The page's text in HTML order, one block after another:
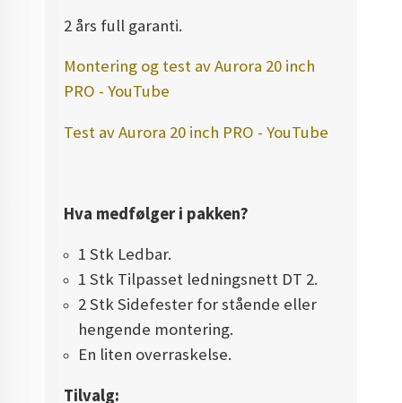
2 års full garanti.
Montering og test av Aurora 20 inch
PRO - YouTube
Test av Aurora 20 inch PRO - YouTube
Hva medfølger i pakken?
1 Stk Ledbar.
1 Stk Tilpasset ledningsnett DT 2.
2 Stk Sidefester for stående eller
hengende montering.
En liten overraskelse.
Tilvalg: